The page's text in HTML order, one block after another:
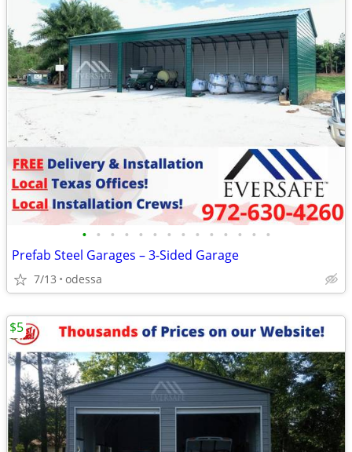
• • • • • • • • • • • • • •
Prefab Steel Garages – 3-Sided Garage
7/13 odessa
$5